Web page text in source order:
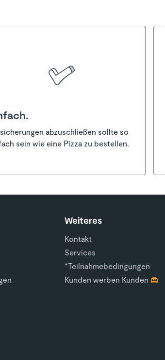
abzuschließen sollte so
sein wie eine Pizza zu bestellen.
Weiteres
Kontakt
Services
*Teilnahmebedingungen
Kunden werben Kunden